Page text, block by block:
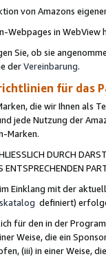
von Amazons
Webpages in WebView
Sie, ob sie
derVereinbarung.
für das
die wir Ihnen als
jede Nutzung der
Marken.
DURCH
Einklang mit der
definiert)
für den in der
Weise, die ein
(iii) in einer Weise,